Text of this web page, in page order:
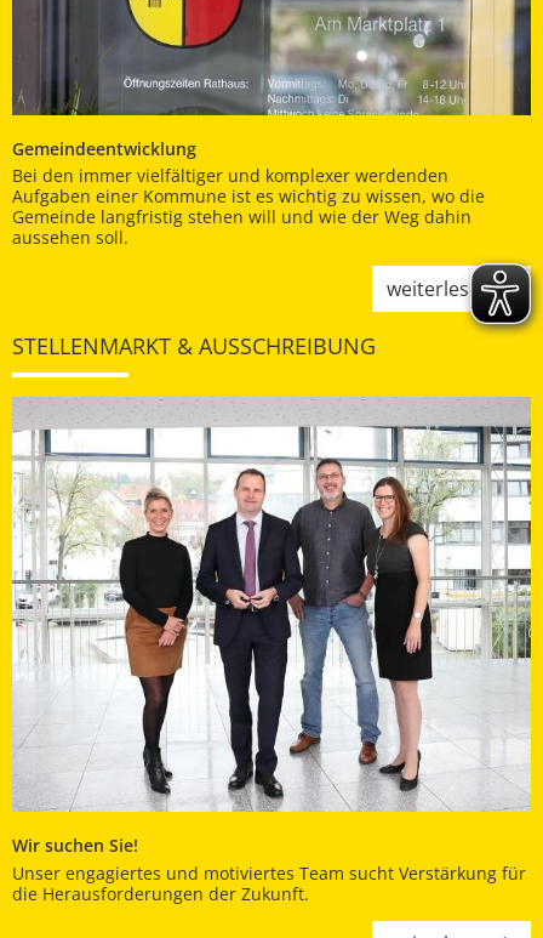
Gemeindeentwicklung
Bei den immer vielfältiger und komplexer werdenden
Aufgaben einer Kommune ist es wichtig zu wissen, wo die
Gemeinde langfristig stehen will und wie der Weg dahin
aussehen soll.
weiterlesen
STELLENMARKT & AUSSCHREIBUNG
Wir suchen Sie!
Unser engagiertes und motiviertes Team sucht Verstärkung für
die Herausforderungen der Zukunft.